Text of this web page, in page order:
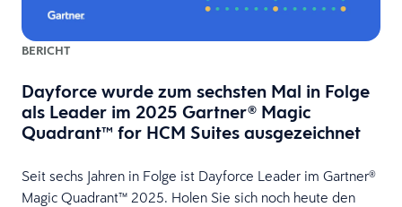
BERICHT
Dayforce wurde zum sechsten Mal in Folge
als Leader im 2025 Gartner® Magic
Quadrant™ for HCM Suites ausgezeichnet
Seit sechs Jahren in Folge ist Dayforce Leader im Gartner®
Magic Quadrant™ 2025. Holen Sie sich noch heute den